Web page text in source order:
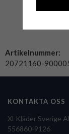
Artikelnummer:
20721160-
KONTAKTA OSS
XLKläder Sverige
556860-9126